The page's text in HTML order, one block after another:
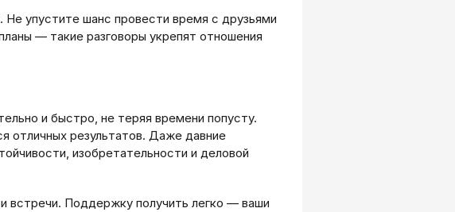
Не упустите шанс провести время с друзьями
— такие разговоры укрепят отношения
и быстро, не теряя времени попусту.
отличных результатов. Даже давние
изобретательности и деловой
встречи. Поддержку получить легко — ваши